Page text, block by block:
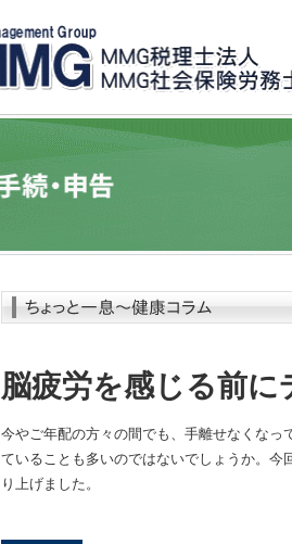
脳疲労を感じる前
今やご年配の方々の間でも、手離せなくな
ていることも多いのではないでしょうか。
り上げました。